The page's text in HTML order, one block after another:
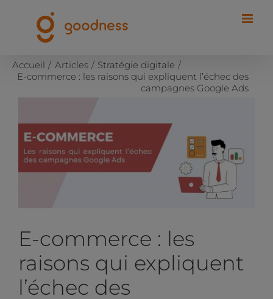
contenu
Accueil Articles
Stratégie digitale
E-commerce : les raisons qui expliquent l’échec des
campagnes Google Ads
agrandie
E-commerce : les
raisons qui expliquent
l’échec des